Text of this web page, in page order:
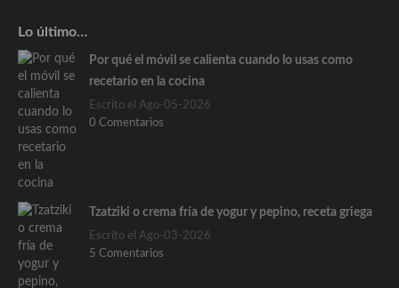
Lo último…
Por qué el móvil se calienta cuando lo usas como
recetario en la cocina
Escrito el Ago-05-2026
0 Comentarios
Tzatziki o crema fría de yogur y pepino, receta griega
Escrito el Ago-03-2026
5 Comentarios